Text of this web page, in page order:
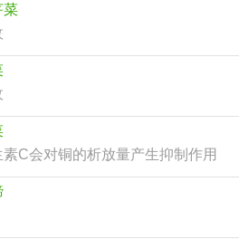
菜
C会对铜的析放量产生抑制作用